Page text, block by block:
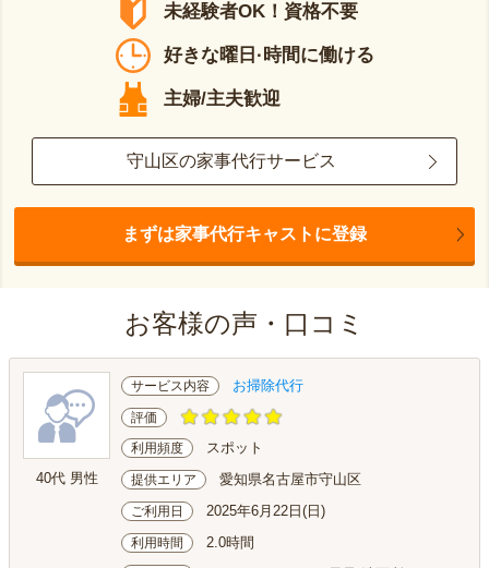
未経験者OK！資格不要
好きな曜日·時間に働ける
主婦/主夫歓迎
守山区の家事代行サービス
まずは家事代行キャストに登録
お客様の声・口コミ
40代 男性
サービス内容 お掃除代行
評価
利用頻度 スポット
提供エリア 愛知県名古屋市守山区
ご利用日 2025年6月22日(日)
利用時間 2.0時間